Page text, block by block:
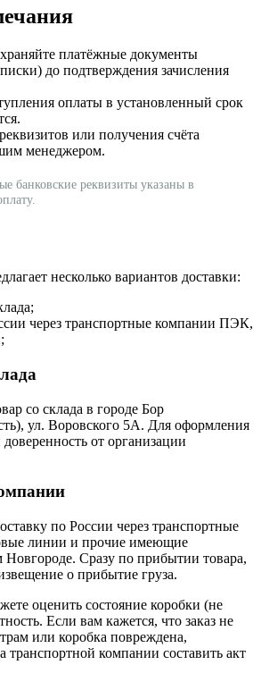
платёжные документы
до подтверждения зачисления
оплаты в установленный срок
или получения счёта
менеджером.
банковские реквизиты указаны в
несколько вариантов доставки:
через транспортные компании ПЭК,
со склада в городе Бор
ул. Воровского 5А. Для оформления
доверенность от организации
по России через транспортные
линии и прочие имеющие
Сразу по прибытии товара,
о прибытие груза.
оценить состояние коробки (не
Если вам кажется, что заказ не
или коробка повреждена,
транспортной компании составить акт